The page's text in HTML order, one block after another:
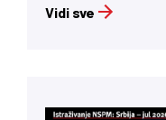
Vidi sve